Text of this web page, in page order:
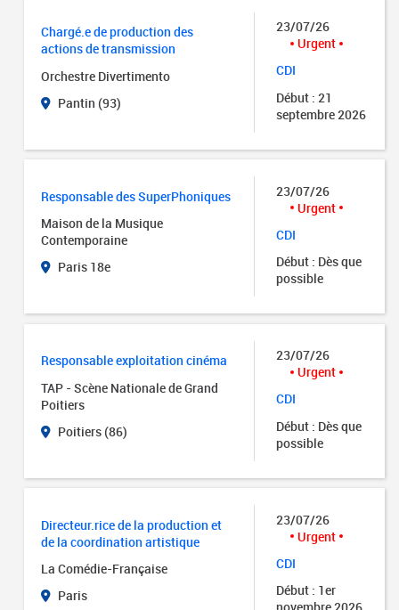
Chargé.e de production des
actions de transmission
Orchestre Divertimento
Pantin (93)
23/07/26
Urgent
CDI
Début : 21
septembre 2026
Responsable des SuperPhoniques
Maison de la Musique
Contemporaine
Paris 18e
23/07/26
Urgent
CDI
Début : Dès que
possible
Responsable exploitation cinéma
TAP - Scène Nationale de Grand
Poitiers
Poitiers (86)
23/07/26
Urgent
CDI
Début : Dès que
possible
Directeur.rice de la production et
de la coordination artistique
La Comédie-Française
Paris
23/07/26
Urgent
CDI
Début : 1er